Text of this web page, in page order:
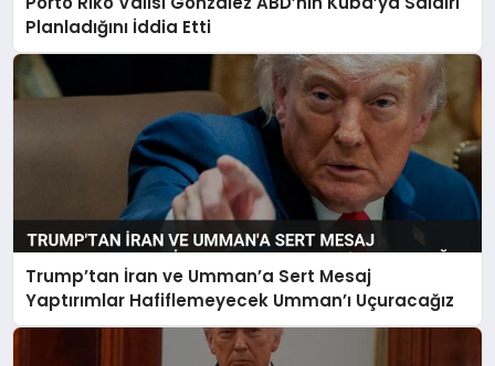
Planladığını İddia Etti
Trump’tan İran ve Umman’a Sert Mesaj
Yaptırımlar Hafiflemeyecek Umman’ı Uçuracağız